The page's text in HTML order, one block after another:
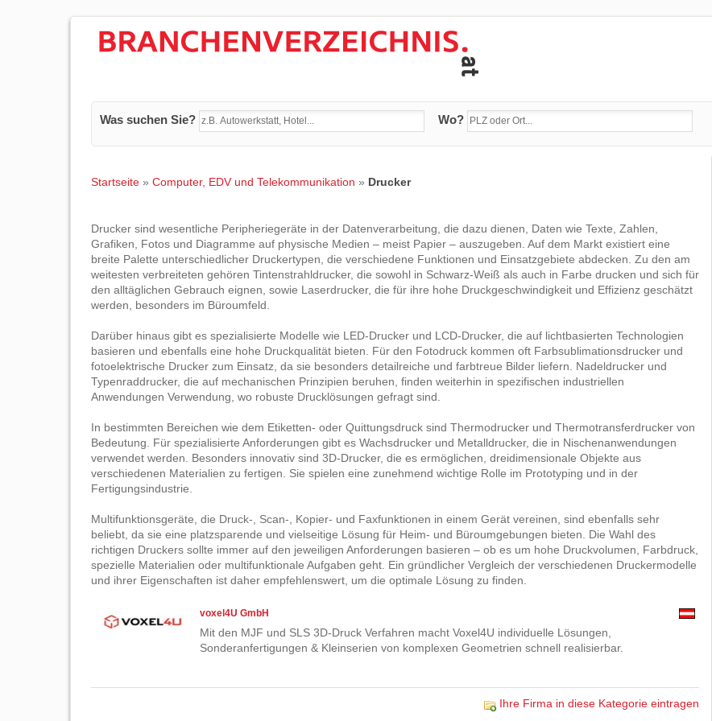
Was suchen Sie? Wo?
Startseite » Computer, EDV und Telekommunikation » Drucker
Drucker sind wesentliche Peripheriegeräte in der Datenverarbeitung, die dazu dienen, Daten wie Texte, Zahlen,
Grafiken, Fotos und Diagramme auf physische Medien – meist Papier – auszugeben. Auf dem Markt existiert eine
breite Palette unterschiedlicher Druckertypen, die verschiedene Funktionen und Einsatzgebiete abdecken. Zu den am
weitesten verbreiteten gehören Tintenstrahldrucker, die sowohl in Schwarz-Weiß als auch in Farbe drucken und sich für
den alltäglichen Gebrauch eignen, sowie Laserdrucker, die für ihre hohe Druckgeschwindigkeit und Effizienz geschätzt
werden, besonders im Büroumfeld.
Darüber hinaus gibt es spezialisierte Modelle wie LED-Drucker und LCD-Drucker, die auf lichtbasierten Technologien
basieren und ebenfalls eine hohe Druckqualität bieten. Für den Fotodruck kommen oft Farbsublimationsdrucker und
fotoelektrische Drucker zum Einsatz, da sie besonders detailreiche und farbtreue Bilder liefern. Nadeldrucker und
Typenraddrucker, die auf mechanischen Prinzipien beruhen, finden weiterhin in spezifischen industriellen
Anwendungen Verwendung, wo robuste Drucklösungen gefragt sind.
In bestimmten Bereichen wie dem Etiketten- oder Quittungsdruck sind Thermodrucker und Thermotransferdrucker von
Bedeutung. Für spezialisierte Anforderungen gibt es Wachsdrucker und Metalldrucker, die in Nischenanwendungen
verwendet werden. Besonders innovativ sind 3D-Drucker, die es ermöglichen, dreidimensionale Objekte aus
verschiedenen Materialien zu fertigen. Sie spielen eine zunehmend wichtige Rolle im Prototyping und in der
Fertigungsindustrie.
Multifunktionsgeräte, die Druck-, Scan-, Kopier- und Faxfunktionen in einem Gerät vereinen, sind ebenfalls sehr
beliebt, da sie eine platzsparende und vielseitige Lösung für Heim- und Büroumgebungen bieten. Die Wahl des
richtigen Druckers sollte immer auf den jeweiligen Anforderungen basieren – ob es um hohe Druckvolumen, Farbdruck,
spezielle Materialien oder multifunktionale Aufgaben geht. Ein gründlicher Vergleich der verschiedenen Druckermodelle
und ihrer Eigenschaften ist daher empfehlenswert, um die optimale Lösung zu finden.
voxel4U GmbH
Mit den MJF und SLS 3D-Druck Verfahren macht Voxel4U individuelle Lösungen,
Sonderanfertigungen & Kleinserien von komplexen Geometrien schnell realisierbar.
Ihre Firma in diese Kategorie eintragen